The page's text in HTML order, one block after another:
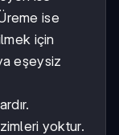
ise
için
eşeysiz
yoktur.